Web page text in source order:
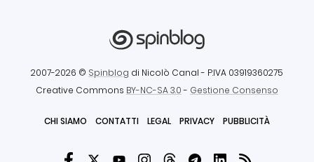
2007-2026 © Spinblog di Nicolò Canal - P.IVA 03919360275
Creative Commons BY-NC-SA 3.0- Gestione Consenso
CHI SIAMO CONTATTI LEGAL PRIVACY PUBBLICITÀ